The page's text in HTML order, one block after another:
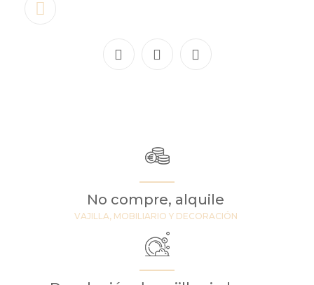
No compre, alquile
VAJILLA, MOBILIARIO Y DECORACIÓN